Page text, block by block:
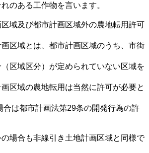
ある工作物を言います。
域及び都市計画区域外の農地転用許可
域とは、都市計画区域のうち、市街
域区分）が定められていない区域を
域の農地転用は当然に許可が必要と
は都市計画法第29条の開発行為の許
合も非線引き土地計画区域と同様で